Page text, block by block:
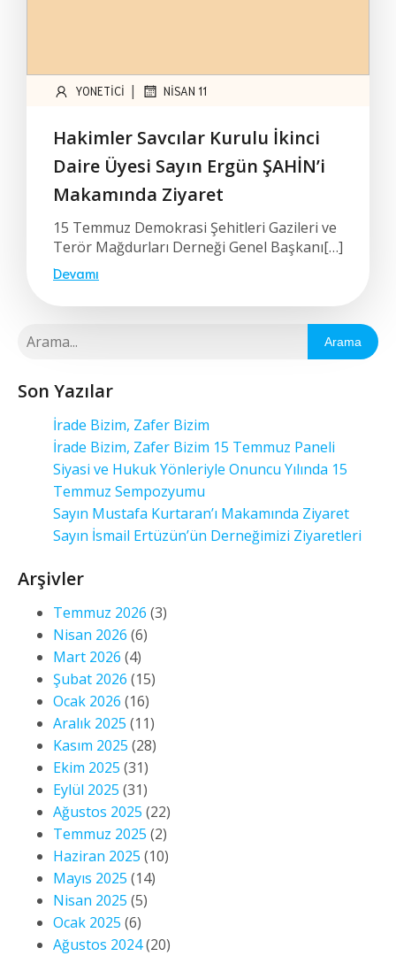
YONETICI | NISAN 11
Hakimler Savcılar Kurulu İkinci
Daire Üyesi Sayın Ergün ŞAHİN’i
Makamında Ziyaret
15 Temmuz Demokrasi Şehitleri Gazileri ve
Terör Mağdurları Derneği Genel Başkanı[…]
Devamı
Arama
Son Yazılar
İrade Bizim, Zafer Bizim
İrade Bizim, Zafer Bizim 15 Temmuz Paneli
Siyasi ve Hukuk Yönleriyle Onuncu Yılında 15
Temmuz Sempozyumu
Sayın Mustafa Kurtaran’ı Makamında Ziyaret
Sayın İsmail Ertüzün’ün Derneğimizi Ziyaretleri
Arşivler
Temmuz 2026 (3)
Nisan 2026 (6)
Mart 2026 (4)
Şubat 2026 (15)
Ocak 2026 (16)
Aralık 2025 (11)
Kasım 2025 (28)
Ekim 2025 (31)
Eylül 2025 (31)
Ağustos 2025 (22)
Temmuz 2025 (2)
Haziran 2025 (10)
Mayıs 2025 (14)
Nisan 2025 (5)
Ocak 2025 (6)
Ağustos 2024(20)